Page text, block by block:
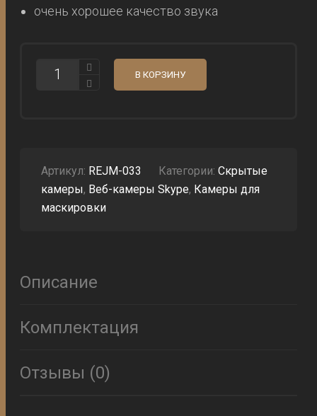
очень хорошее качество звука
КОЛИЧЕСТВО
КАМЕРА
ВЕБ-
КАМЕРЫ
В КОРЗИНУ
Артикул: REJM-033 Категории:Скрытые
камеры, Веб-камеры Skype, Камеры для
маскировки
Описание
Комплектация
Отзывы (0)